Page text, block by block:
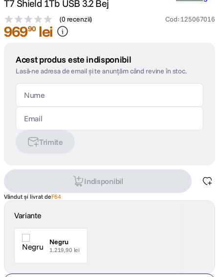
T7 Shield 1Tb USB 3.2 Bej
(0 recenzii) Cod: 125067016
96990 lei
Acest produs este indisponibil
Lasă-ne adresa de email și te anunțăm când revine în stoc.
Trimite
Indisponibil
Vândut și livrat deF64
Variante
Negru
1.219,90 lei